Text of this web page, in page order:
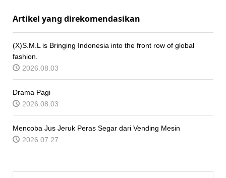
Artikel yang direkomendasikan
(X)S.M.L is Bringing Indonesia into the front row of global
fashion.
2026.08.03
Drama Pagi
2026.08.03
Mencoba Jus Jeruk Peras Segar dari Vending Mesin
2026.07.27